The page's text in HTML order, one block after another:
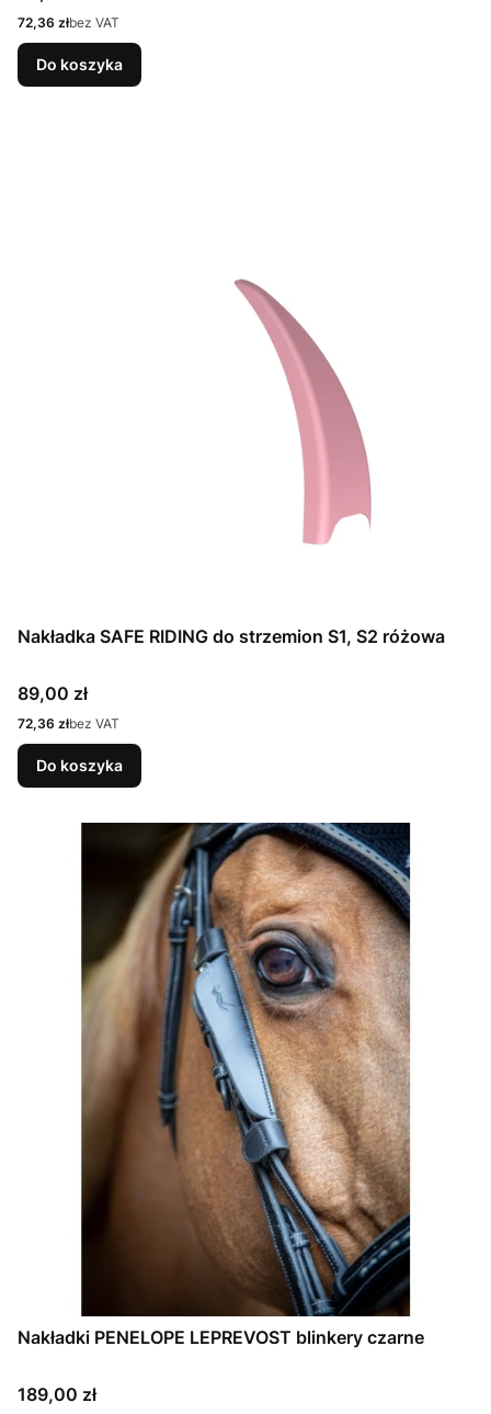
Cena
72,36 złbez VAT
Do koszyka
Nakładka SAFE RIDING do strzemion S1, S2 różowa
Cena
89,00 zł
Cena
72,36 złbez VAT
Do koszyka
Nakładki PENELOPE LEPREVOST blinkery czarne
Cena
189,00 zł